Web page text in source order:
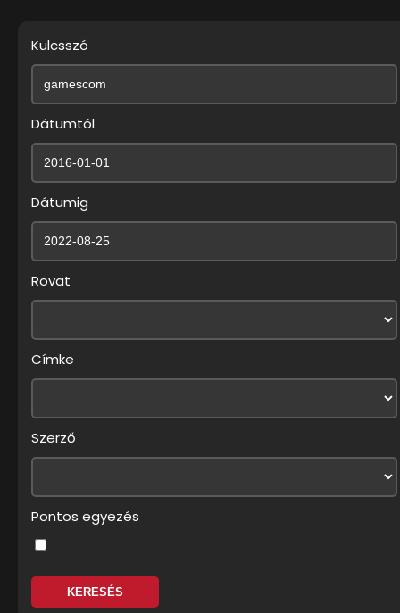
Kulcsszó
Dátumtól
Dátumig
Rovat
Címke
Szerző
Pontos egyezés